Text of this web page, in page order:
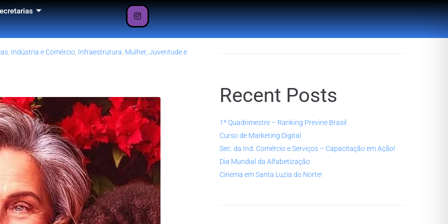
da Mulher
Indústria e Comércio Infraestrutura Mulher, Juventude e
Pesquisar
Recent Posts
1º Quadrimestre – Ranking Previne Brasil
Curso de Marketing Digital
Sec. da Ind. Comércio e Serviços – Capacitação em Ação!
Dia Mundial da Alfabetização
Cinema em Santa Luzia do Norte!